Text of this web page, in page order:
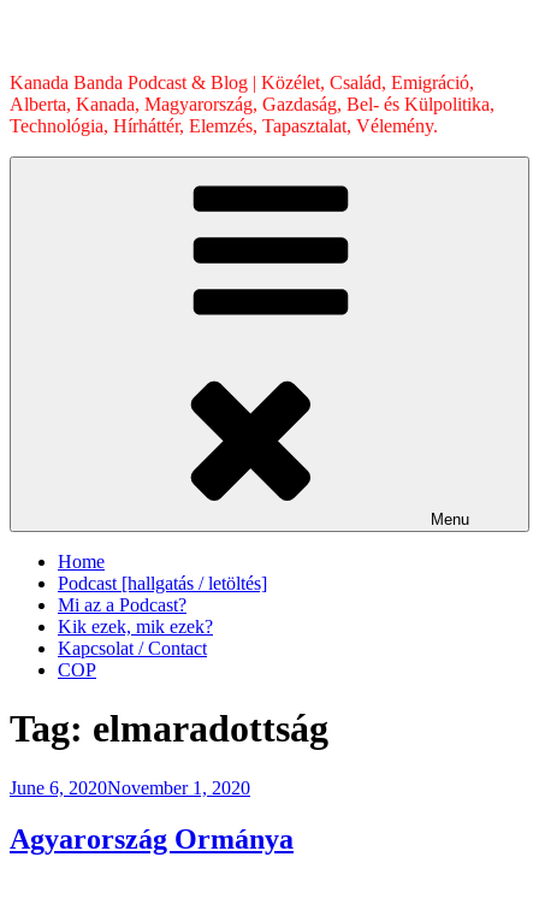
Kanada Banda Podcast & Blog | Közélet, Család, Emigráció,
Alberta, Kanada, Magyarország, Gazdaság, Bel- és Külpolitika,
Technológia, Hírháttér, Elemzés, Tapasztalat, Vélemény.
Menu
Home
Podcast [hallgatás / letöltés]
Mi az a Podcast?
Kik ezek, mik ezek?
Kapcsolat / Contact
COP
Tag: elmaradottság
Posted
June 6, 2020November 1, 2020
Agyarország Ormánya